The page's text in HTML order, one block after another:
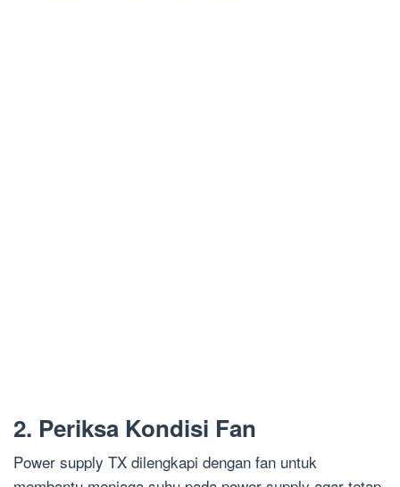
2. Periksa Kondisi Fan
Power supply TX dilengkapi dengan fan untuk